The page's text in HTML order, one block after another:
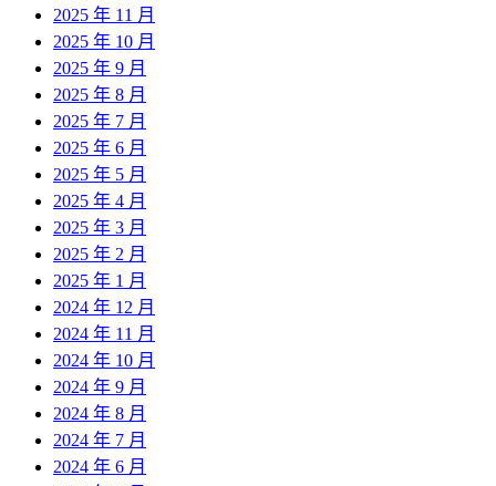
2025 年 11 月
2025 年 10 月
2025 年 9 月
2025 年 8 月
2025 年 7 月
2025 年 6 月
2025 年 5 月
2025 年 4 月
2025 年 3 月
2025 年 2 月
2025 年 1 月
2024 年 12 月
2024 年 11 月
2024 年 10 月
2024 年 9 月
2024 年 8 月
2024 年 7 月
2024 年 6 月